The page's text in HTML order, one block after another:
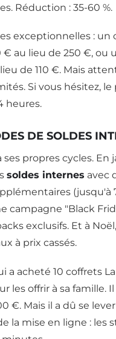
Réduction : 35-60 %.
exceptionnelles : un
€ au lieu de 250 €, ou
de 110 €. Mais
Si vous hésitez,
heures.
DE SOLDES
ses propres cycles. En
soldes internes avec
(jusqu'à
campagne "Black
exclusifs. Et à
à prix cassés.
a acheté 10 coffrets
les offrir à sa famille. Il
€. Mais il a dû se
la mise en ligne : les